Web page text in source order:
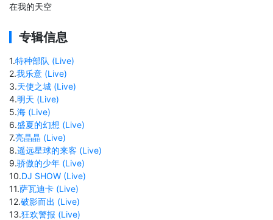
在我的天空
专辑信息
1.特种部队 (Live)
2.我乐意 (Live)
3.天使之城 (Live)
4.明天 (Live)
5.海 (Live)
6.盛夏的幻想 (Live)
7.亮晶晶 (Live)
8.遥远星球的来客 (Live)
9.骄傲的少年 (Live)
10.DJ SHOW (Live)
11.萨瓦迪卡 (Live)
12.破影而出 (Live)
13.狂欢警报 (Live)